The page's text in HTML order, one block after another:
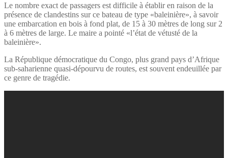
Le nombre exact de passagers est difficile à établir en raison de la
présence de clandestins sur ce bateau de type «baleinière», à savoir
une embarcation en bois à fond plat, de 15 à 30 mètres de long sur 2
à 6 mètres de large. Le maire a pointé «l’état de vétusté de la
baleinière».
La République démocratique du Congo, plus grand pays d’Afrique
sub-saharienne quasi-dépourvu de routes, est souvent endeuillée par
ce genre de tragédie.